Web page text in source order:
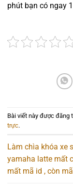
phút bạn có ngay
Bài viết này được đăng
trực.
Làm chìa khóa xe
yamaha latte mất
mất mã id , còn